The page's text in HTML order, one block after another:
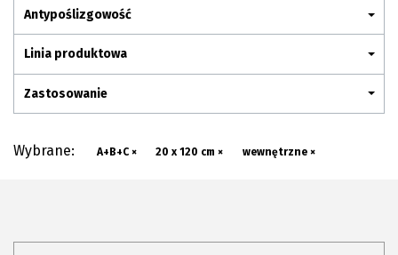
Antypoślizgowość
Linia produktowa
Zastosowanie
Wybrane: A+B+C × 20 x 120 cm × wewnętrzne ×